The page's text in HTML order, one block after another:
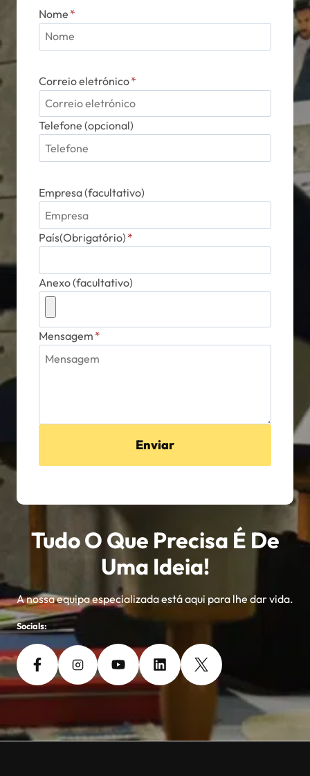
Nome *
Correio eletrónico*
Telefone (opcional)
Empresa (facultativo)
País(Obrigatório) *
Anexo (facultativo)
Mensagem *
Enviar
Tudo O Que Precisa É De
Uma Ideia!
A nossa equipa especializada está aqui para lhe dar vida.
Socials: